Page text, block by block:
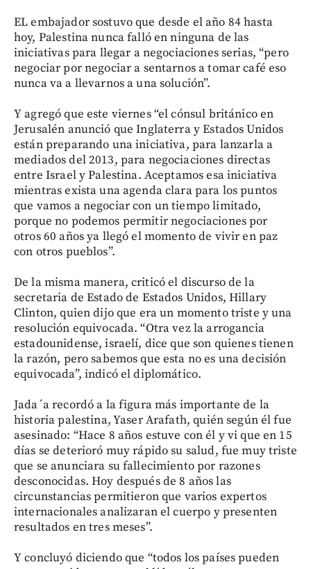
EL embajador sostuvo que desde el año 84 hasta
hoy, Palestina nunca falló en ninguna de las
iniciativas para llegar a negociaciones serias, “pero
negociar por negociar a sentarnos a tomar café eso
nunca va a llevarnos a una solución”.
Y agregó que este viernes “el cónsul británico en
Jerusalén anunció que Inglaterra y Estados Unidos
están preparando una iniciativa, para lanzarla a
mediados del 2013, para negociaciones directas
entre Israel y Palestina. Aceptamos esa iniciativa
mientras exista una agenda clara para los puntos
que vamos a negociar con un tiempo limitado,
porque no podemos permitir negociaciones por
otros 60 años ya llegó el momento de vivir en paz
con otros pueblos”.
De la misma manera, criticó el discurso de la
secretaria de Estado de Estados Unidos, Hillary
Clinton, quien dijo que era un momento triste y una
resolución equivocada. “Otra vez la arrogancia
estadounidense, israelí, dice que son quienes tienen
la razón, pero sabemos que esta no es una decisión
equivocada”, indicó el diplomático.
Jada´a recordó a la figura más importante de la
historia palestina, Yaser Arafath, quién según él fue
asesinado: “Hace 8 años estuve con él y vi que en 15
días se deterioró muy rápido su salud, fue muy triste
que se anunciara su fallecimiento por razones
desconocidas. Hoy después de 8 años las
circunstancias permitieron que varios expertos
internacionales analizaran el cuerpo y presenten
resultados en tres meses”.
Y concluyó diciendo que “todos los países pueden